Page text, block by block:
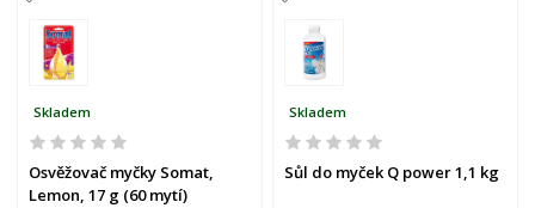
Skladem
Osvěžovač myčky Somat,
Lemon, 17 g (60 mytí)
Skladem
Sůl do myček Q power 1,1 kg